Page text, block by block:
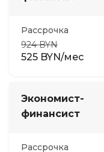
Рассрочка
924 BYN
525 BYN/мес
Экономист-
финансист
Рассрочка